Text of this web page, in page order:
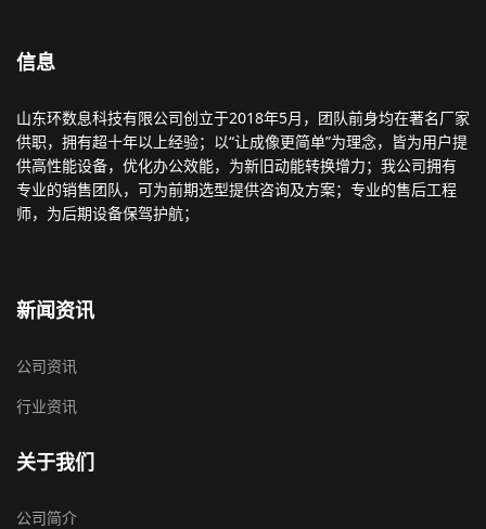
信息
山东环数息科技有限公司创立于2018年5月，团队前身均在著名厂家
供职，拥有超十年以上经验；以“让成像更简单”为理念，皆为用户提
供高性能设备，优化办公效能，为新旧动能转换增力；我公司拥有
专业的销售团队，可为前期选型提供咨询及方案；专业的售后工程
师，为后期设备保驾护航；
新闻资讯
公司资讯
行业资讯
关于我们
公司简介